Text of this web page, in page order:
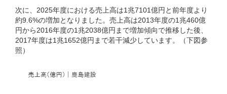
次に、2025年度における売上高は1兆7101億円と前年度より
約9.6%の増加となりました。売上高は2013年度の1兆460億
円から2016年度の1兆2038億円まで増加傾向で推移した後、
2017年度は1兆1652億円まで若干減少しています。（下図参
照）